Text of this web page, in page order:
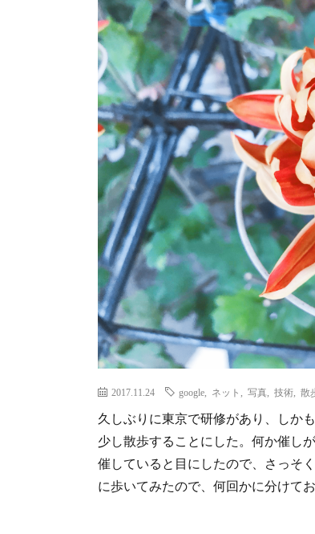
2017.11.24 google ネット 写真 技術 散
久しぶりに東京で研修があり、しか
少し散歩することにした。何か催し
催していると目にしたので、さっそ
に歩いてみたので、何回かに分けて